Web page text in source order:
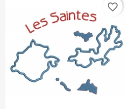
favorite_border